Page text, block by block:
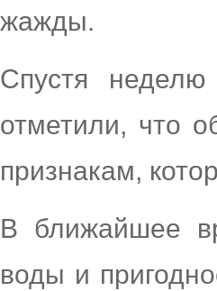
жажды.
Спустя неделю
отметили, что
признакам,
В ближайшее
воды и